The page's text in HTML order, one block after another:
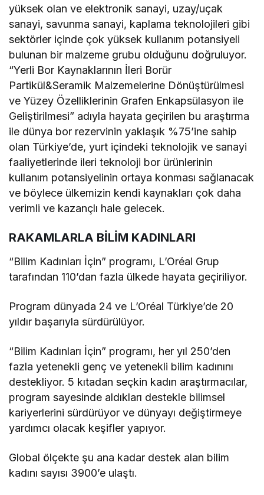
yüksek olan ve elektronik sanayi, uzay/uçak
sanayi, savunma sanayi, kaplama teknolojileri gibi
sektörler içinde çok yüksek kullanım potansiyeli
bulunan bir malzeme grubu olduğunu doğruluyor.
“Yerli Bor Kaynaklarının İleri Borür
Partikül&Seramik Malzemelerine Dönüştürülmesi
ve Yüzey Özelliklerinin Grafen Enkapsülasyon ile
Geliştirilmesi” adıyla hayata geçirilen bu araştırma
ile dünya bor rezervinin yaklaşık %75’ine sahip
olan Türkiye’de, yurt içindeki teknolojik ve sanayi
faaliyetlerinde ileri teknoloji bor ürünlerinin
kullanım potansiyelinin ortaya konması sağlanacak
ve böylece ülkemizin kendi kaynakları çok daha
verimli ve kazançlı hale gelecek.
RAKAMLARLA BİLİM KADINLARI
“Bilim Kadınları İçin” programı, L’Oréal Grup
tarafından 110’dan fazla ülkede hayata geçiriliyor.
Program dünyada 24 ve L’Oréal Türkiye’de 20
yıldır başarıyla sürdürülüyor.
“Bilim Kadınları İçin” programı, her yıl 250’den
fazla yetenekli genç ve yetenekli bilim kadınını
destekliyor. 5 kıtadan seçkin kadın araştırmacılar,
program sayesinde aldıkları destekle bilimsel
kariyerlerini sürdürüyor ve dünyayı değiştirmeye
yardımcı olacak keşifler yapıyor.
Global ölçekte şu ana kadar destek alan bilim
kadını sayısı 3900’e ulaştı.